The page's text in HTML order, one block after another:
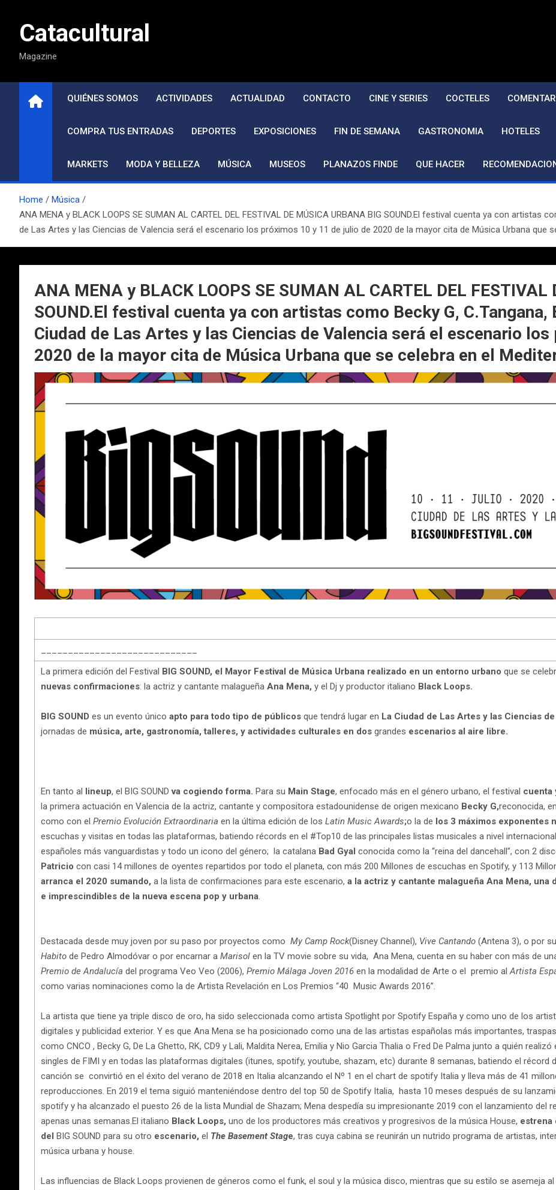
contenidoCatacultural
Magazine
QUIÉNES SOMOS ACTIVIDADES ACTUALIDAD CONTACTO CINE Y SERIES COCTELES
COMPRA TUS ENTRADAS DEPORTES EXPOSICIONES FIN DE SEMANA GASTRONOMIA HOTELES
MARKETS MODA Y BELLEZA MÚSICA MUSEOS PLANAZOS FINDE QUE HACER
Home
Música
ANA MENA y BLACK LOOPS SE SUMAN AL CARTEL DEL FESTIVAL DE MÚSICA URBANA BIG SOUND.El festival cuenta ya con artistas
de Las Artes y las Ciencias de Valencia será el escenario los próximos 10 y 11 de julio de 2020 de la mayor cita de Música Urbana que
ANA MENA y BLACK LOOPS SE SUMAN AL CARTEL DEL FESTIVAL
SOUND.El festival cuenta ya con artistas como Becky G, C.Tangana,
Ciudad de Las Artes y las Ciencias de Valencia será el escenario
2020 de la mayor cita de Música Urbana que se celebra en el
La primera edición del Festival BIG SOUND, el Mayor Festival de Música Urbana realizado en un entorno urbano que se
nuevas confirmaciones: la actriz y cantante malagueña Ana Mena, y el Dj y productor italiano Black Loops.
BIG SOUND es un evento único apto para todo tipo de públicos que tendrá lugar en La Ciudad de Las Artes y las Ciencias
jornadas de música, arte, gastronomía, talleres, y actividades culturales en dos grandes escenarios al aire libre.
En tanto al lineup, el BIG SOUNDva cogiendo forma. Para su Main Stage, enfocado más en el género urbano, el festival cuenta
la primera actuación en Valencia de la actriz, cantante y compositora estadounidense de origen mexicano Becky G,reconocida,
como con el Premio Evolución Extraordinaria en la última edición de los Latin Music Awards;o la de los 3 máximos exponentes
escuchas y visitas en todas las plataformas, batiendo récords en el #Top10 de las principales listas musicales a nivel
españoles más vanguardistas y todo un icono del género; la catalana Bad Gyal conocida como la “reina del dancehall”, con 2
Patricio con casi 14 millones de oyentes repartidos por todo el planeta, con más 200 Millones de escuchas en Spotify, y 113
arranca el 2020 sumando, a la lista de confirmaciones para este escenario, a la actriz y cantante malagueña Ana Mena,
e imprescindibles de la nueva escena pop y urbana.
Destacada desde muy joven por su paso por proyectos como My Camp Rock(Disney Channel), Vive Cantando (Antena 3), o por
Habito de Pedro Almodóvar o por encarnar a Marisol en la TV movie sobre su vida, Ana Mena, cuenta en su haber con más de
Premio de Andalucía del programa Veo Veo (2006), Premio Málaga Joven 2016 en la modalidad de Arte o el premio alArtista
como varias nominaciones como la de Artista Revelación en Los Premios “40 Music Awards 2016”.
La artista que tiene ya triple disco de oro, ha sido seleccionada como artista Spotlight por Spotify España y como uno de los
digitales y publicidad exterior. Y es que Ana Mena se ha posicionado como una de las artistas españolas más importantes,
como CNCO , Becky G, De La Ghetto, RK, CD9 y Lali, Maldita Nerea, Emilia y Nio Garcia Thalia o Fred De Palma junto a quién realizó
singles de FIMI y en todas las plataformas digitales (itunes, spotify, youtube, shazam, etc) durante 8 semanas, batiendo el récord
canción se convirtió en el éxito del verano de 2018 en Italia alcanzando el Nº 1 en el chart de spotify Italia y lleva más de 41
reproducciones. En 2019 el tema siguió manteniéndose dentro del top 50 de Spotify Italia, hasta 10 meses después de su
spotify y ha alcanzado el puesto 26 de la lista Mundial de Shazam; Mena despedía su impresionante 2019 con el lanzamiento del
apenas unas semanas.El italiano Black Loops, uno de los productores más creativos y progresivos de la música House, estrena
del BIG SOUND para su otro escenario, el The Basement Stage, tras cuya cabina se reunirán un nutrido programa de artistas,
música urbana y house.
Las influencias de Black Loops provienen de géneros como el funk, el soul y la música disco, mientras que su estilo se asemeja